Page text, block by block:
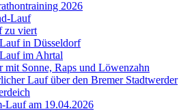
2026
Lauf
zu viert
in Düsseldorf
im Ahrtal
mit Sonne, Raps und Löwenzahn
Lauf über den Bremer Stadtwerder
Lauf am 19.04.2026